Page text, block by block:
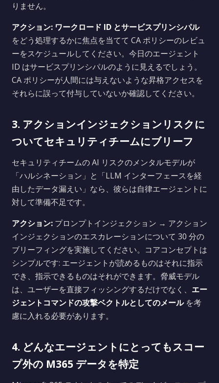
りません。
アクション: ワークロード ID とサービスプリンシパル
をどう処理するかに焦点を当てて CA ポリシーのレビュ
ーをスケジュールしてください。今日のエージェント
ID はサービスプリンシパルのように見えるでしょう。
CA ポリシーが人間には与えないような昇格アクセスを
それらに誤って付与していないか確認してください。
3. アクションインジェクションリスクに
ついてセキュリティチームにブリーフ
セキュリティチームの AI リスクのメンタルモデルが
「ハルシネーション」と「LLM インターフェースを経
由したデータ漏えい」なら、彼らは自律エージェントに
対して準備不足です。
アクション: プロンプトインジェクション → アクション
インジェクションのエスカレーションについて 30 分の
ブリーフィングを実施してください。コアコンセプトは
シンプルです: エージェントが読めるものはそれに指示
でき、指示できるものはそれができます。脅威モデル
は、ユーザーを直接フィッシングするだけでなく、 エー
ジェントコマンドの攻撃ベクトルとしてのメールを考
慮に入れる必要があります。
4. どんなエージェントにとってもスコー
プ外の M365 データを特定